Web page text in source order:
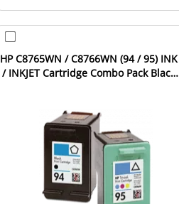
HP C8765WN / C8766WN (94 / 95) INK
/ INKJET Cartridge Combo Pack Black